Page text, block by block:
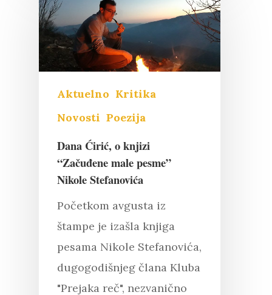
Aktuelno Kritika
Novosti Poezija
Dana Ćirić, o knjizi
“Začuđene male pesme”
Nikole Stefanovića
Početkom avgusta iz
štampe je izašla knjiga
pesama Nikole Stefanovića,
dugogodišnjeg člana Kluba
"Prejaka reč", nezvanično